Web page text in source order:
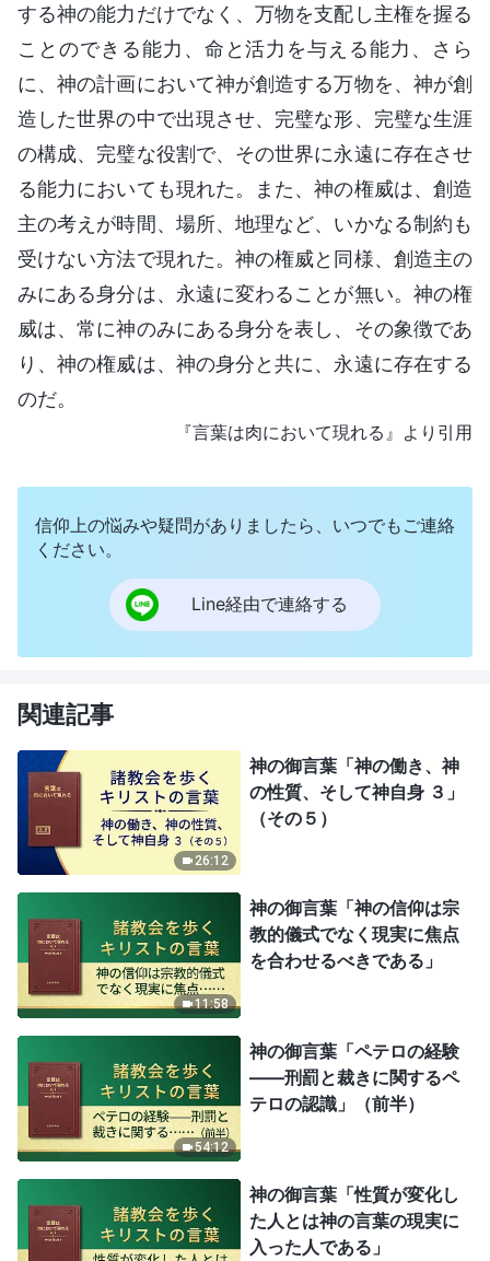
する神の能力だけでなく、万物を支配し主権を握る
ことのできる能力、命と活力を与える能力、さら
に、神の計画において神が創造する万物を、神が創
造した世界の中で出現させ、完璧な形、完璧な生涯
の構成、完璧な役割で、その世界に永遠に存在させ
る能力においても現れた。また、神の権威は、創造
主の考えが時間、場所、地理など、いかなる制約も
受けない方法で現れた。神の権威と同様、創造主の
みにある身分は、永遠に変わることが無い。神の権
威は、常に神のみにある身分を表し、その象徴であ
り、神の権威は、神の身分と共に、永遠に存在する
のだ。
『言葉は肉において現れる』より引用
信仰上の悩みや疑問がありましたら、いつでもご連絡
ください。
Line経由で連絡する
関連記事
26:12
神の御言葉「神の働き、神
の性質、そして神自身 ３」
（その５）
11:58
神の御言葉「神の信仰は宗
教的儀式でなく現実に焦点
を合わせるべきである」
54:12
神の御言葉「ペテロの経験
——刑罰と裁きに関するペ
テロの認識」（前半）
神の御言葉「性質が変化し
た人とは神の言葉の現実に
入った人である」